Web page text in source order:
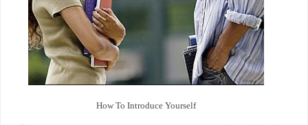
How To Introduce Yourself